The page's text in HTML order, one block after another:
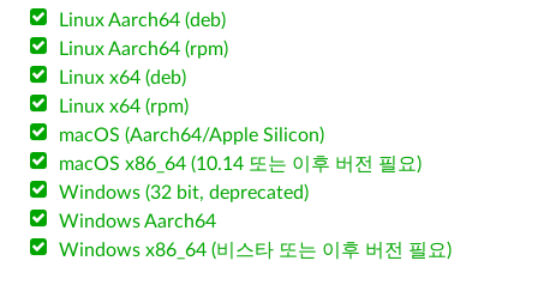
Linux Aarch64 (deb)
Linux Aarch64 (rpm)
Linux x64 (deb)
Linux x64 (rpm)
macOS (Aarch64/Apple Silicon)
macOS x86_64 (10.14 또는 이후 버전 필요)
Windows (32 bit, deprecated)
Windows Aarch64
Windows x86_64 (비스타 또는 이후 버전 필요)